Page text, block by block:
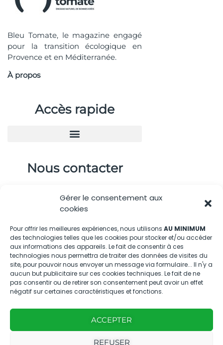
Gérer le consentement aux
cookies
Pour offrir les meilleures expériences, nous utilisons AU MINIMUM
des technologies telles que les cookies pour stocker et/ou accéder
aux informations des appareils. Le fait de consentir à ces
technologies nous permettra de traiter des données de visites du
site, pour pouvoir nous envoyer un message via formulaire... Il n'y a
aucun but publicitaire sur ces cookies techniques. Le fait de ne
pas consentir ou de retirer son consentement peut avoir un effet
négatif sur certaines caractéristiques et fonctions.
ACCEPTER
REFUSER
Bleu Tomate, le magazine engagé
pour la transition écologique en
Provence et en Méditerranée.
À propos
Accès rapide
Nous contacter
contactBT@bleu-tomate.fr
Kit média
Kit média Bleu Tomate
Nous suivre